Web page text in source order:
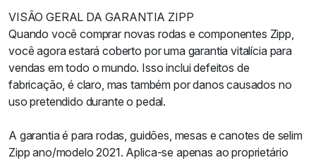
VISÃO GERAL DA GARANTIA ZIPP
Quando você comprar novas rodas e componentes Zipp,
você agora estará coberto por uma garantia vitalícia para
vendas em todo o mundo. Isso inclui defeitos de
fabricação, é claro, mas também por danos causados no
uso pretendido durante o pedal.
A garantia é para rodas, guidões, mesas e canotes de selim
Zipp ano/modelo 2021. Aplica-se apenas ao proprietário